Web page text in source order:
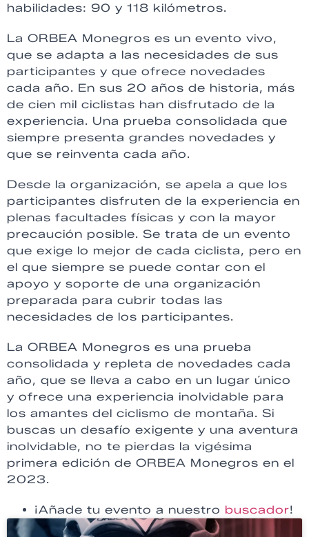
habilidades: 90 y 118 kilómetros.
La ORBEA Monegros es un evento vivo,
que se adapta a las necesidades de sus
participantes y que ofrece novedades
cada año. En sus 20 años de historia, más
de cien mil ciclistas han disfrutado de la
experiencia. Una prueba consolidada que
siempre presenta grandes novedades y
que se reinventa cada año.
Desde la organización, se apela a que los
participantes disfruten de la experiencia en
plenas facultades físicas y con la mayor
precaución posible. Se trata de un evento
que exige lo mejor de cada ciclista, pero en
el que siempre se puede contar con el
apoyo y soporte de una organización
preparada para cubrir todas las
necesidades de los participantes.
La ORBEA Monegros es una prueba
consolidada y repleta de novedades cada
año, que se lleva a cabo en un lugar único
y ofrece una experiencia inolvidable para
los amantes del ciclismo de montaña. Si
buscas un desafío exigente y una aventura
inolvidable, no te pierdas la vigésima
primera edición de ORBEA Monegros en el
2023.
¡Añade tu evento a nuestro buscador!